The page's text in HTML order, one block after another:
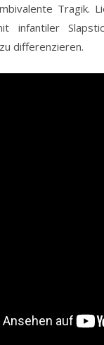
Tragik.
infantiler
differenzieren.